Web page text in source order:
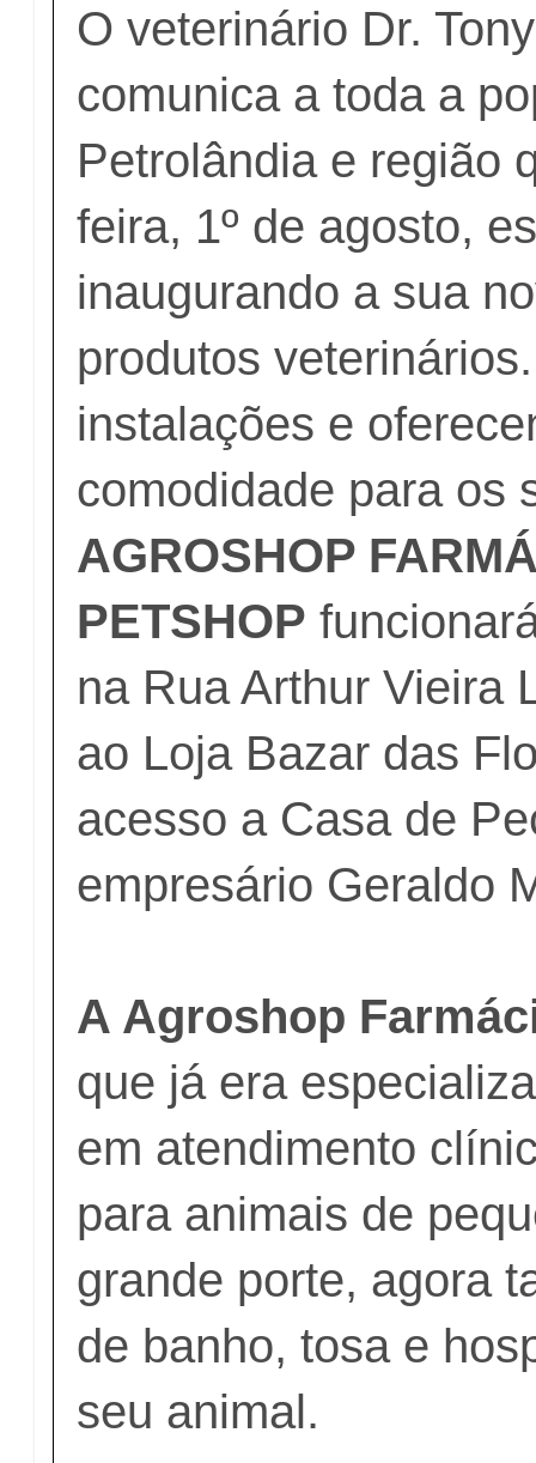
O veterinário Dr.
comunica a toda a
Petrolândia e região
feira, 1º de agosto,
inaugurando a sua
produtos
instalações e
comodidade para os
AGROSHOP
PETSHOP
na Rua Arthur Vieira
ao Loja Bazar das
acesso a Casa de
empresário Geraldo
A Agroshop
que já era
em atendimento
para animais de
grande porte, agora
de banho, tosa e
seu animal.